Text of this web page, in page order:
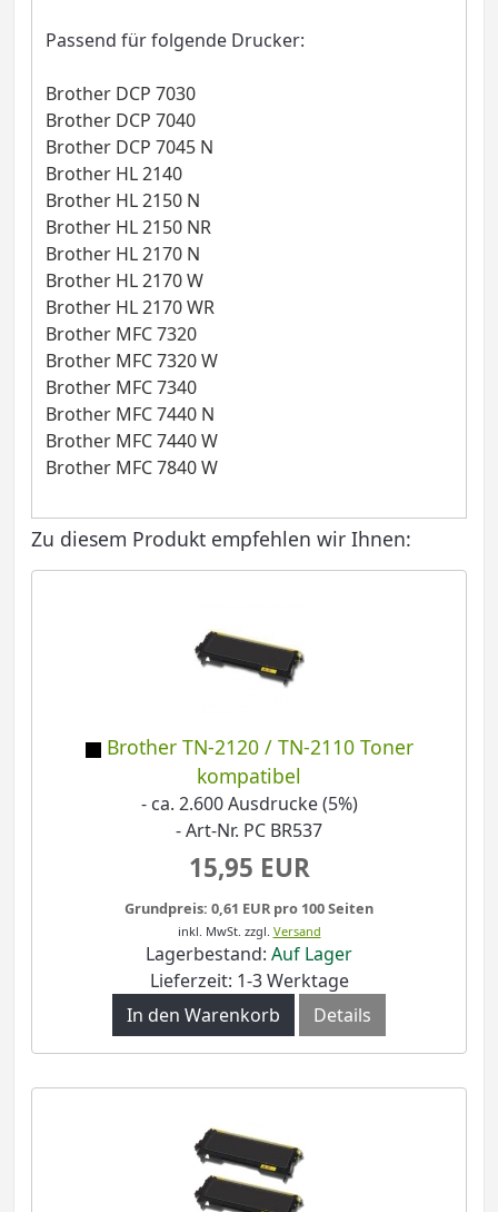
Passend für folgende Drucker:
Brother DCP 7030
Brother DCP 7040
Brother DCP 7045 N
Brother HL 2140
Brother HL 2150 N
Brother HL 2150 NR
Brother HL 2170 N
Brother HL 2170 W
Brother HL 2170 WR
Brother MFC 7320
Brother MFC 7320 W
Brother MFC 7340
Brother MFC 7440 N
Brother MFC 7440 W
Brother MFC 7840 W
Zu diesem Produkt empfehlen wir Ihnen:
Brother TN-2120 / TN-2110 Toner
kompatibel
- ca. 2.600 Ausdrucke (5%)
- Art-Nr. PC BR537
15,95 EUR
Grundpreis: 0,61 EUR pro 100 Seiten
inkl. MwSt. zzgl. Versand
Lagerbestand: Auf Lager
Lieferzeit: 1-3 Werktage
In den Warenkorb
Details